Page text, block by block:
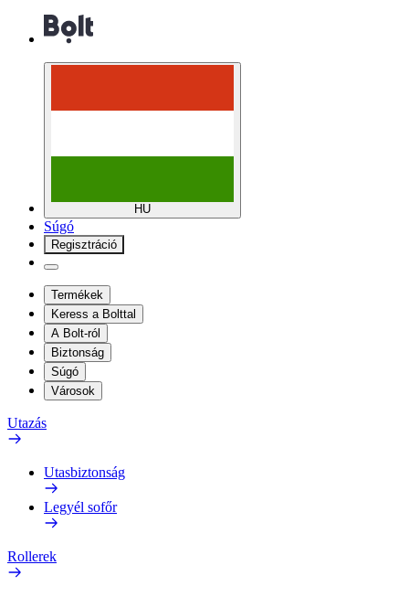
HU
Súgó
Regisztráció
Termékek
Keress a Bolttal
A Bolt-ról
Biztonság
Súgó
Városok
Utazás
Utasbiztonság
Legyél sofőr
Rollerek